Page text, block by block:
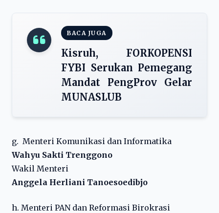
BACA JUGA
Kisruh, FORKOPENSI
FYBI Serukan Pemegang
Mandat PengProv Gelar
MUNASLUB
g. Menteri Komunikasi dan Informatika
Wahyu Sakti Trenggono
Wakil Menteri
Anggela Herliani Tanoesoedibjo
h. Menteri PAN dan Reformasi Birokrasi